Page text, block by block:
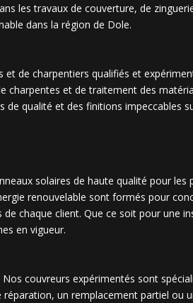
les travaux de couverture, de
dans la région de Dole.
de charpentiers qualifiés et
charpentes et de traitement des
qualité et des finitions impeccables
solaires de haute qualité pour les
renouvelable sont formés pour
chaque client. Que ce soit pour une
en vigueur.
couvreurs expérimentés sont
un remplacement partiel ou